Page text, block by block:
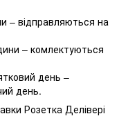
– відправляються на
– комлектуються
день –
день.
Розетка Делівері